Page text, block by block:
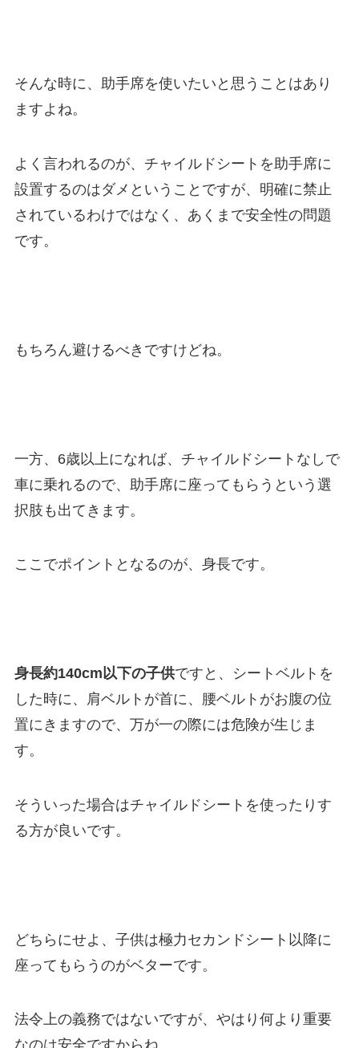
そんな時に、助手席を使いたいと思うことはあり
ますよね。
よく言われるのが、チャイルドシートを助手席に
設置するのはダメということですが、明確に禁止
されているわけではなく、あくまで安全性の問題
です。
もちろん避けるべきですけどね。
一方、6歳以上になれば、チャイルドシートなしで
車に乗れるので、助手席に座ってもらうという選
択肢も出てきます。
ここでポイントとなるのが、身長です。
身長約140cm以下の子供ですと、シートベルトを
した時に、肩ベルトが首に、腰ベルトがお腹の位
置にきますので、万が一の際には危険が生じま
す。
そういった場合はチャイルドシートを使ったりす
る方が良いです。
どちらにせよ、子供は極力セカンドシート以降に
座ってもらうのがベターです。
法令上の義務ではないですが、やはり何より重要